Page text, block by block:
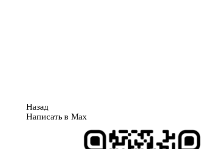
Назад
Написать в Max